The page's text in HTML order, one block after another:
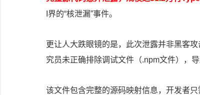
I界的“核泄漏”事件。
更让人大跌眼镜的是，此次泄露并非黑客
究员未正确排除调试文件（.npm文件），
该文件包含完整的源码映射信息，开发者